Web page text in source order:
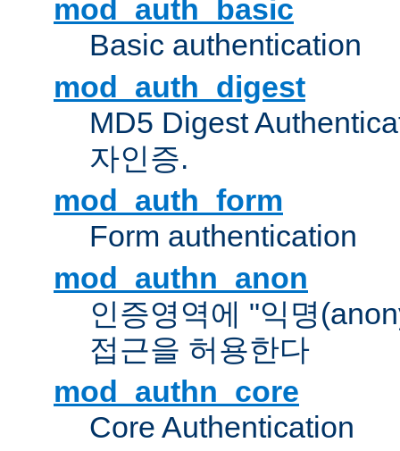
mod_auth_basic
Basic authentication
mod_auth_digest
MD5 Digest
자인증.
mod_auth_form
Form authentication
mod_authn_anon
인증영역에 "익명
접근을 허용한다
mod_authn_core
Core Authentication